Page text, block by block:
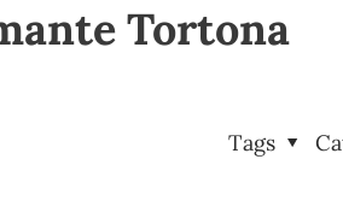
Tortona
Tags